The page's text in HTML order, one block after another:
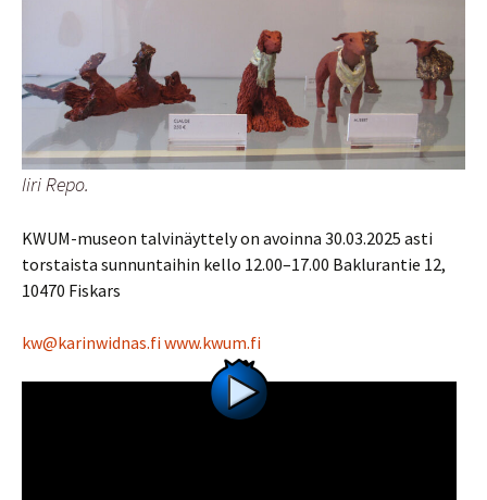
Iiri Repo.
KWUM-museon talvinäyttely on avoinna 30.03.2025 asti
torstaista sunnuntaihin kello 12.00–17.00 Baklurantie 12,
10470 Fiskars
kw@karinwidnas.fiwww.kwum.fi